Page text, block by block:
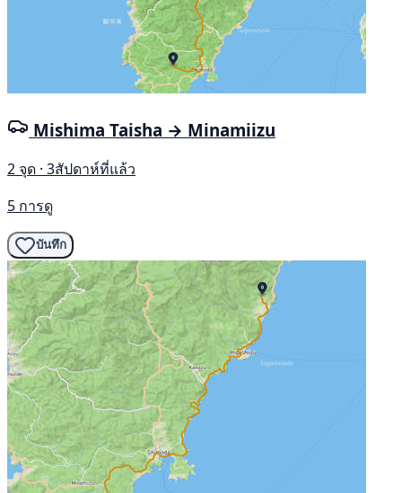
Mishima Taisha → Minamiizu
2 จุด · 3สัปดาห์ที่แล้ว
5 การดู
บันทึก